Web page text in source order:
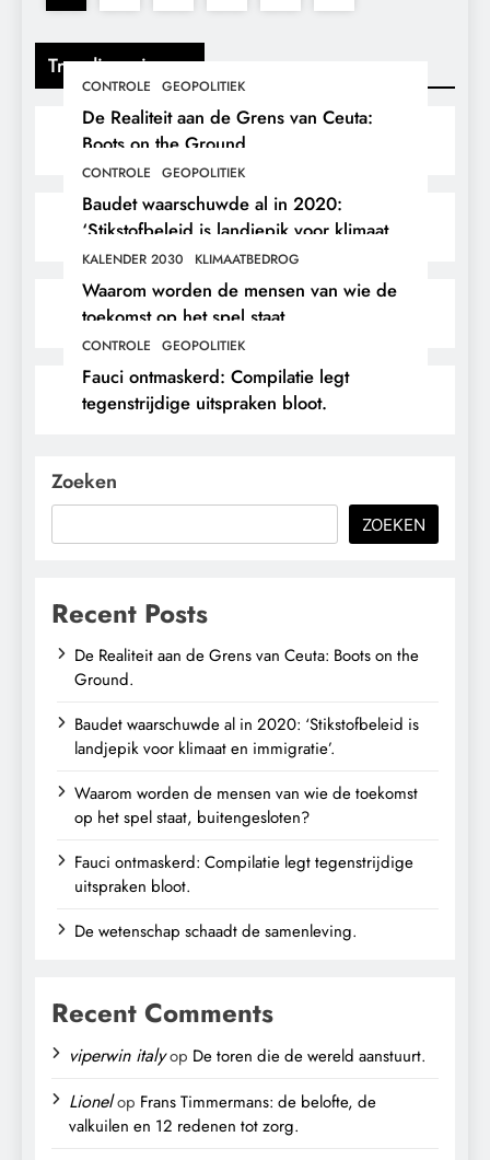
Trending nieuws
CONTROLE GEOPOLITIEK
De Realiteit aan de Grens van Ceuta:
Boots on the Ground.
CONTROLE GEOPOLITIEK
Baudet waarschuwde al in 2020:
‘Stikstofbeleid is landjepik voor klimaat
en immigratie’.
KALENDER 2030 KLIMAATBEDROG
Waarom worden de mensen van wie de
toekomst op het spel staat,
buitengesloten?
CONTROLE GEOPOLITIEK
Fauci ontmaskerd: Compilatie legt
tegenstrijdige uitspraken bloot.
Zoeken
ZOEKEN
Recent Posts
De Realiteit aan de Grens van Ceuta: Boots on the
Ground.
Baudet waarschuwde al in 2020: ‘Stikstofbeleid is
landjepik voor klimaat en immigratie’.
Waarom worden de mensen van wie de toekomst
op het spel staat, buitengesloten?
Fauci ontmaskerd: Compilatie legt tegenstrijdige
uitspraken bloot.
De wetenschap schaadt de samenleving.
Recent Comments
viperwin italyop De toren die de wereld aanstuurt.
Lionelop Frans Timmermans: de belofte, de
valkuilen en 12 redenen tot zorg.